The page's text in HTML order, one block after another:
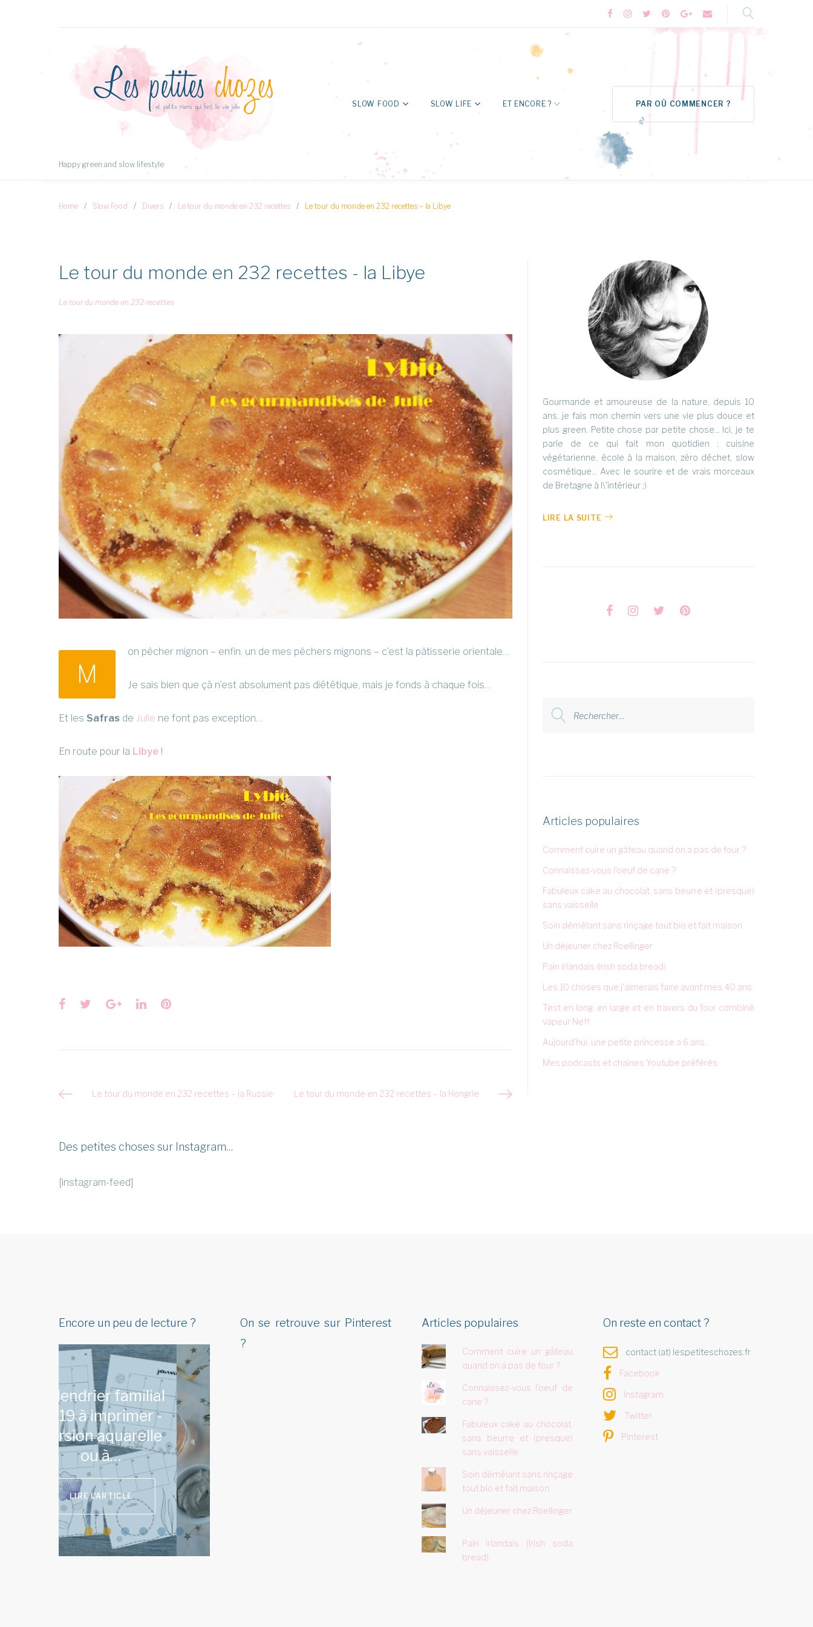
Instagram
TwitterPinterest
Google+Formulaire
Happy green and slow lifestyle
SLOW FOOD SLOW LIFE ET ENCORE ? PAR OÙ COMMENCER ?
Home / Slow Food / Divers / Le tour du monde en 232 recettes / Le tour du monde en 232 recettes – la Libye
Le tour du monde en 232 recettes - la Libye
Le tour du monde en 232 recettes
M
on pêcher mignon – enfin, un de mes pêchers mignons – c’est la pâtisserie orientale…
Je sais bien que çà n’est absolument pas diététique, mais je fonds à chaque fois…
Et les Safras de Julie ne font pas exception…
En route pour la Libye !
Facebook
TwitterGoogle+
LinkedInPinterest
Navigation
Le tour du monde en 232 recettes – la Russie Le tour du monde en 232 recettes – la Hongrie
Gourmande et amoureuse de la nature, depuis 10
ans, je fais mon chemin vers une vie plus douce et
plus green. Petite chose par petite chose... Ici, je te
parle de ce qui fait mon quotidien : cuisine
végétarienne, école à la maison, zéro déchet, slow
cosmétique... Avec le sourire et de vrais morceaux
de Bretagne à l\'intérieur ;)
LIRE LA SUITE
Articles populaires
Comment cuire un gâteau quand on a pas de four ?
Connaissez-vous l'oeuf de cane ?
Fabuleux cake au chocolat, sans beurre et (presque)
sans vaisselle
Soin démêlant sans rinçage tout bio et fait maison
Un déjeuner chez Roellinger
Pain irlandais (Irish soda bread)
Les 10 choses que j'aimerais faire avant mes 40 ans
Test en long, en large et en travers du four combiné
vapeur Neff
Aujourd'hui, une petite princesse a 6 ans...
Mes podcasts et chaînes Youtube préférés
Des petites choses sur Instagram…
[instagram-feed]
Encore un peu de lecture ?
Idées de menu de
Noël pour réunir
végétariens,
omnivores &…
On se retrouve sur Pinterest
?
Articles populaires
Comment cuire un gâteau
quand on a pas de four ?
Connaissez-vous l'oeuf de
cane ?
Fabuleux cake au chocolat,
sans beurre et (presque)
sans vaisselle
Soin démêlant sans rinçage
tout bio et fait maison
Un déjeuner chez Roellinger
Pain irlandais (Irish soda
bread)
On reste en contact ?
contact (at) lespetiteschozes.fr
Facebook
Instagram
Twitter
Pinterest